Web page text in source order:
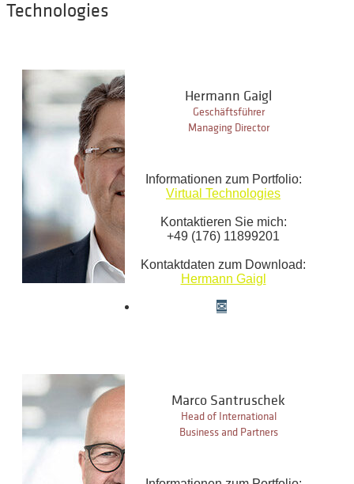
Technologies
Hermann Gaigl
Geschäftsführer
Managing Director
Informationen zum Portfolio:
Virtual Technologies
Kontaktieren Sie mich:
+49 (176) 11899201
Kontaktdaten zum Download:
Hermann Gaigl
Marco Santruschek
Head of International
Business and Partners